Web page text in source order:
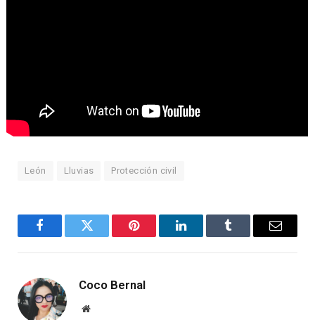
León Lluvias Protección civil
FacebookTwitter Pinterest LinkedInTumblr Email
Coco Bernal
Website